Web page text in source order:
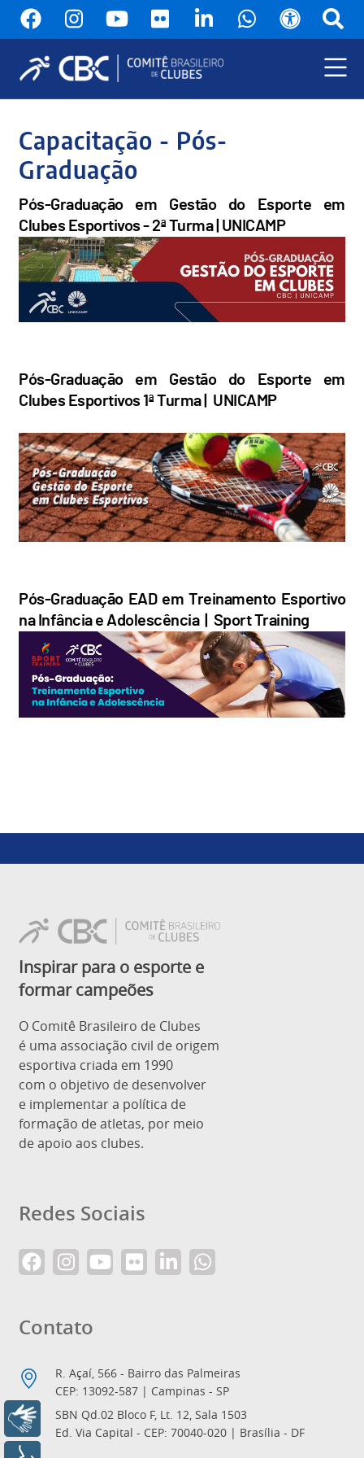
conteúdo
Principal
Capacitação - Pós-
Graduação
Pós-Graduação em Gestão do Esporte em
Clubes Esportivos - 2ª Turma | UNICAMP
Pós-Graduação em Gestão do Esporte em
Clubes Esportivos 1ª Turma | UNICAMP
Pós-Graduação EAD em Treinamento Esportivo
na Infância e Adolescência | Sport Training
Inspirar para o esporte e
formar campeões
O Comitê Brasileiro de Clubes
é uma associação civil de origem
esportiva criada em 1990
com o objetivo de desenvolver
e implementar a política de
formação de atletas, por meio
de apoio aos clubes.
Redes Sociais
Contato
R. Açaí, 566 - Bairro das Palmeiras
CEP: 13092-587 | Campinas - SP
SBN Qd.02 Bloco F, Lt. 12, Sala 1503
Ed. Via Capital - CEP: 70040-020 | Brasília - DF
Libras